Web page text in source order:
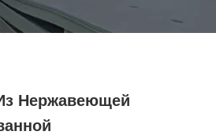
Нержавеющей